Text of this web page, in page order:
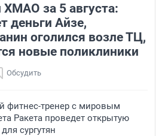
ХМАО за 5 августа:
деньги Айзе,
оголился возле ТЦ,
новые поликлиники
Обсудить
фитнес-тренер с мировым
Ракета проведет открытую
сургутян